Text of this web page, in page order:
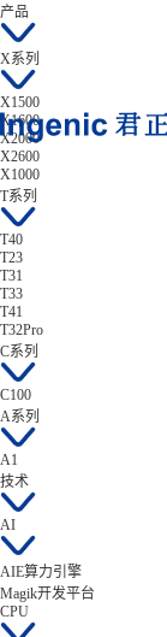
产品
X系列
X1500
X1600
X2000
X2600
X1000
T系列
T40
T23
T31
T33
T41
T32Pro
C系列
C100
A系列
A1
技术
AI
AIE算力引擎
Magik开发平台
CPU